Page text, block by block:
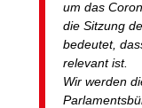
um das
die Sitzung
bedeutet,
relevant ist.
Wir werden